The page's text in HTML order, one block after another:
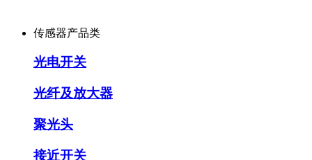
传感器产品类
光电开关
光纤及放大器
聚光头
接近开关